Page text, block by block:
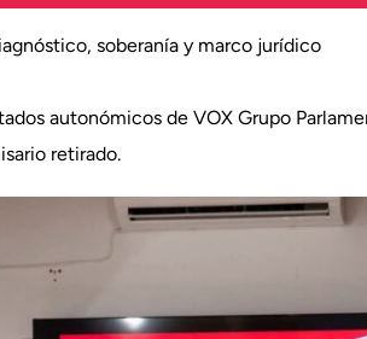
soberanía y marco jurídico
autonómicos de VOX Grupo
retirado.